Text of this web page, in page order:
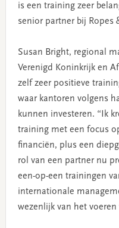
is een training zeer
senior partner bij Ropes
Susan Bright, regional
Verenigd Koninkrijk en
zelf zeer positieve
waar kantoren volgens
kunnen investeren. “Ik
training met een focus
financiën, plus een
rol van een partner nu
een-op-een trainingen
internationale
wezenlijk van het voeren